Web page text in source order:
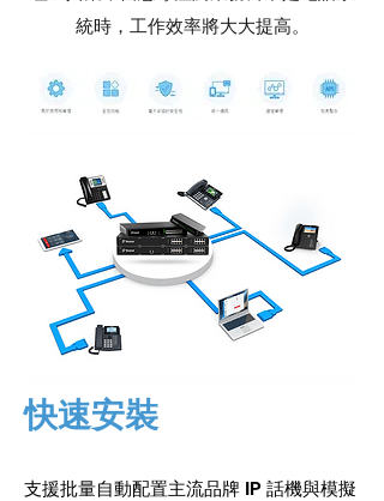
統時，工作效率將大大提高。
快速安裝
支援批量自動配置主流品牌 IP 話機與模擬